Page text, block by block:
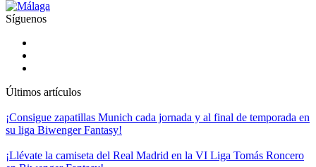
Síguenos
Últimos artículos
¡Consigue zapatillas Munich cada jornada y al final de temporada en
su liga Biwenger Fantasy!
¡Llévate la camiseta del Real Madrid en la VI Liga Tomás Roncero